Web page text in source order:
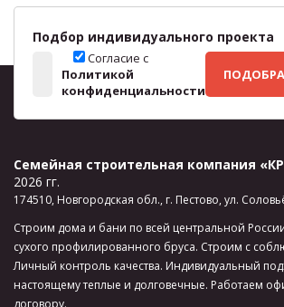
Подбор индивидуального проекта
Согласие с
Политикой
конфиденциальности
Семейная строительная компания
2026 гг.
174510, Новгородская обл., г. Пестово, ул.
Строим дома и бани по всей центральной
сухого профилированного бруса. Строим с
Личный контроль качества. Индивидуальный
настоящему теплые и долговечные. Работаем
договору.